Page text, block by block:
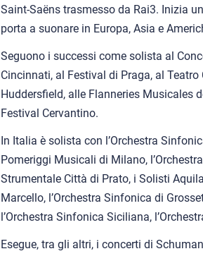
Saint-Saëns trasmesso da Rai3. Inizia
porta a suonare in Europa, Asia e
Seguono i successi come solista al
Cincinnati, al Festival di Praga, al
Huddersfield, alle Flanneries Musicales
Festival Cervantino.
In Italia è solista con l’Orchestra
Pomeriggi Musicali di Milano,
Strumentale Città di Prato, i Solisti
Marcello, l’Orchestra Sinfonica di
l’Orchestra Sinfonica Siciliana,
Esegue, tra gli altri, i concerti di